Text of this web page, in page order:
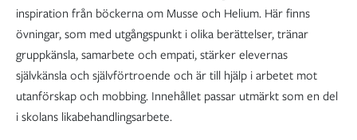
inspiration från böckerna om Musse och Helium. Här finns
övningar, som med utgångspunkt i olika berättelser, tränar
gruppkänsla, samarbete och empati, stärker elevernas
självkänsla och självförtroende och är till hjälp i arbetet mot
utanförskap och mobbing. Innehållet passar utmärkt som en del
i skolans likabehandlingsarbete.